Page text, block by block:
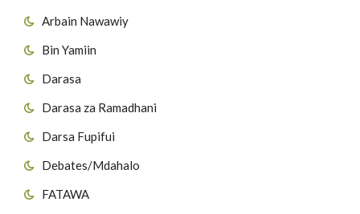
Arbain Nawawiy
Bin Yamiin
Darasa
Darasa za Ramadhani
Darsa Fupifui
Debates/Mdahalo
FATAWA